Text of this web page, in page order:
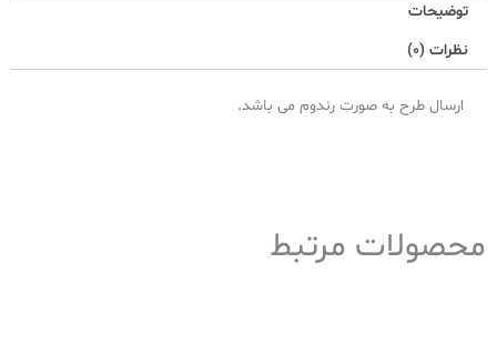
توضیحات
نظرات (0)
ارسال طرح به صورت رندوم می باشد.
محصولات مرتبط